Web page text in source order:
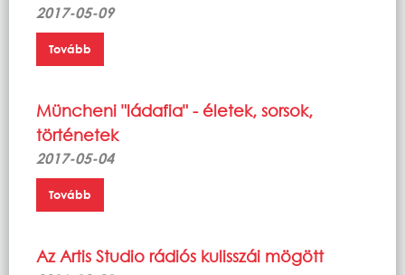
2017-05-09
Tovább
Müncheni "ládafia" - életek, sorsok,
történetek
2017-05-04
Tovább
Az Artis Studio rádiós kulisszái mögött